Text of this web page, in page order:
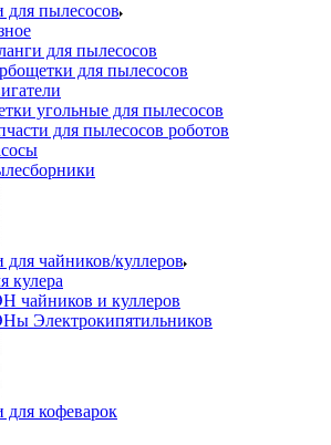
для пылесосов
для пылесосов
для пылесосов
угольные для пылесосов
для пылесосов роботов
для чайников/куллеров
кулера
чайников и куллеров
Электрокипятильников
для кофеварок